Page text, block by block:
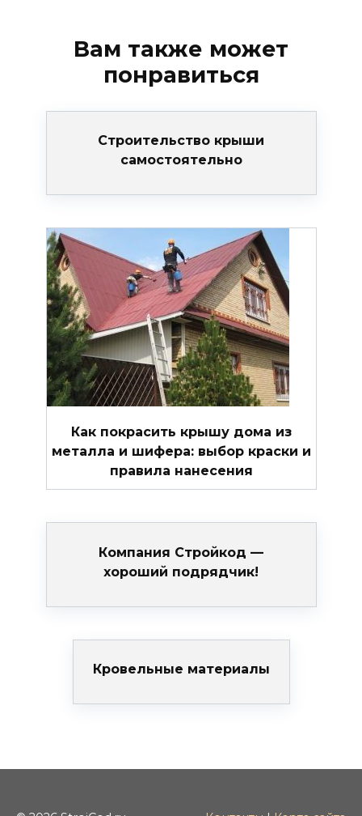
Вам также может
понравиться
Строительство крыши
самостоятельно
Как покрасить крышу дома из
металла и шифера: выбор краски и
правила нанесения
Компания Стройкод —
хороший подрядчик!
Кровельные материалы